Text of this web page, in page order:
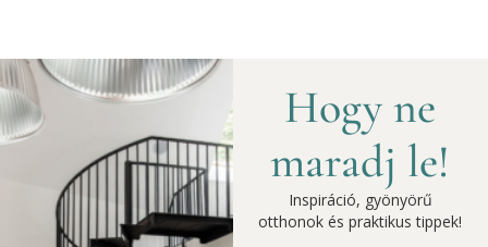
Hogy ne
maradj le!
Inspiráció, gyönyörű
otthonok és praktikus tippek!